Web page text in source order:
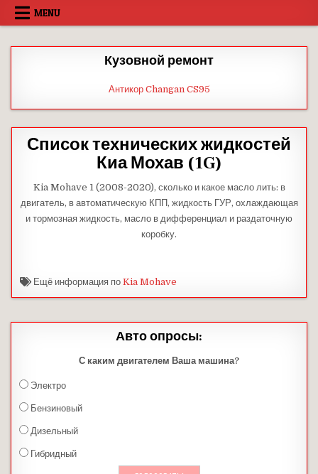
Skip
MENU
Кузовной ремонт
Антикор Changan CS95
Список технических жидкостей
Киа Мохав (1G)
Kia Mohave 1 (2008-2020), сколько и какое масло лить: в
двигатель, в автоматическую КПП, жидкость ГУР, охлаждающая
и тормозная жидкость, масло в дифференциал и раздаточную
коробку.
Ещё информация поKia Mohave
Авто опросы:
С каким двигателем Ваша машина?
Электро
Бензиновый
Дизельный
Гибридный